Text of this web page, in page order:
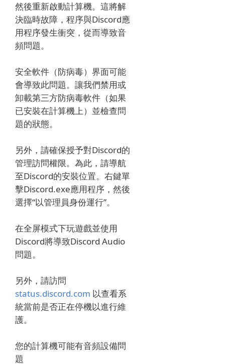
然後重新啟動計算機。 這將解
決臨時故障，程序與Discord應
用程序發生衝突，從而導致音
頻問題。
安全軟件（防病毒）界面可能
會導致此問題。 讓我們禁用或
卸載第三方防病毒軟件（如果
已安裝在計算機上）並檢查問
題的狀態。
另外，請確保授予對Discord的
管理訪問權限。為此，請導航
至Discord的安裝位置。 右鍵單
擊Discord.exe應用程序，然後
選擇“以管理員身份運行”。
在全屏模式下玩遊戲並使用
Discord將導致Discord Audio
問題。
另外，請訪問
status.discord.com 以查看系
統當前是否正在停機以進行維
護。
您的計算機可能有音頻設備問
題